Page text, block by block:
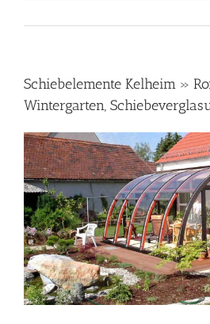
Schiebelemente Kelheim »
Wintergarten,